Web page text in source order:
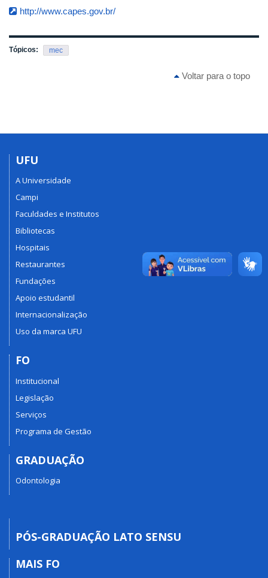
http://www.capes.gov.br/
Tópicos: mec
Voltar para o topo
UFU
A Universidade
Campi
Faculdades e Institutos
Bibliotecas
Hospitais
Restaurantes
Fundações
Apoio estudantil
Internacionalização
Uso da marca UFU
FO
Institucional
Legislação
Serviços
Programa de Gestão
GRADUAÇÃO
Odontologia
PÓS-GRADUAÇÃO LATO SENSU
MAIS FO